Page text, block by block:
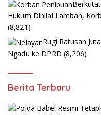
Hukum Dinilai Lamban,
(8,821)
Rugi Ratusan
Ngadu ke DPRD (8,206)
Berita Terbaru